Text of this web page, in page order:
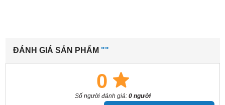
ĐÁNH GIÁ SẢN PHẨM ""
0
Số người đánh giá: 0 người